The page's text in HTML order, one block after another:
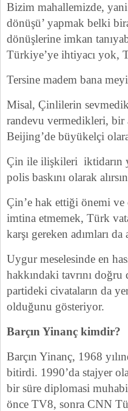
Bizim mahallemizde,
dönüşü’ yapmak belki
dönüşlerine imkan
Türkiye’ye ihtiyacı yok,
Tersine madem bana
Misal, Çinlilerin
randevu vermedikleri, bir
Beijing’de büyükelçi
Çin ile ilişkileri iktidarın
polis baskını olarak
Çin’e hak ettiği önemi
imtina etmemek, Türk
karşı gereken adımları
Uygur meselesinde en
hakkındaki tavrını
partideki civataların da
olduğunu gösteriyor.
Barçın Yinanç kimdir?
Barçın Yinanç, 1968
bitirdi. 1990’da stajyer
bir süre diplomasi
önce TV8, sonra CNN